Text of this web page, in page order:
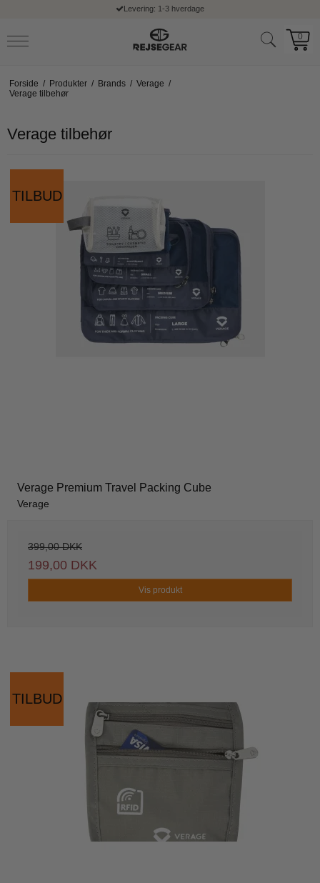
Levering: 1-3 hverdage
0
Forside / Produkter / Brands / Verage /
Verage tilbehør
Verage tilbehør
TILBUD
Verage Premium Travel Packing Cube
Verage
399,00 DKK
199,00 DKK
Vis produkt
TILBUD